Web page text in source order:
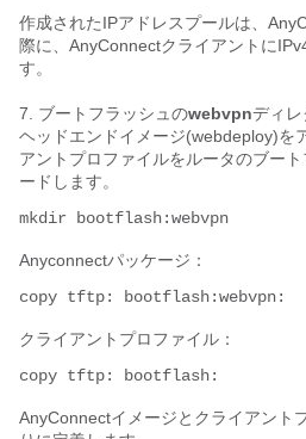
作成されたIPアドレスプールは、
際に、AnyConnectクライアントに
す。
7. ブートフラッシュのwebvpnディ
ヘッドエンドイメージ(webdeploy)を
アントプロファイルをルータのブー
ードします。
mkdir bootflash:webvpn
Anyconnectパッケージ：
copy tftp: bootflash:webvpn:
クライアントプロファイル：
copy tftp: bootflash:
AnyConnectイメージとクライアント